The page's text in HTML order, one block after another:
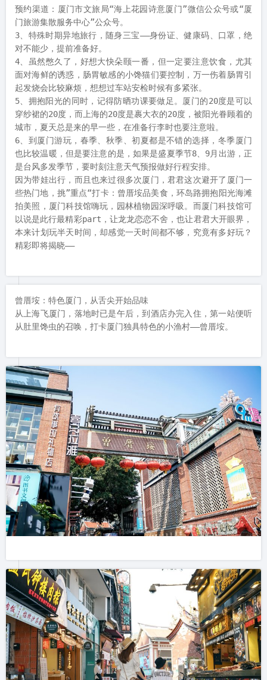
预约渠道：厦门市文旅局“海上花园诗意厦门”微信公众号或“厦
门旅游集散服务中心”公众号。
3、特殊时期异地旅行，随身三宝——身份证、健康码、口罩，绝
对不能少，提前准备好。
4、虽然憋久了，好想大快朵颐一番，但一定要注意饮食，尤其
面对海鲜的诱惑，肠胃敏感的小馋猫们要控制，万一伤着肠胃引
起发烧会比较麻烦，想想过车站安检时候有多紧张。
5、拥抱阳光的同时，记得防晒功课要做足。厦门的20度是可以
穿纱裙的20度，而上海的20度是裹大衣的20度，被阳光眷顾着的
城市，夏天总是来的早一些，在准备行李时也要注意啦。
6、到厦门游玩，春季、秋季、初夏都是不错的选择，冬季厦门
也比较温暖，但是要注意的是，如果是盛夏季节8、9月出游，正
是台风多发季节，要时刻注意天气预报做好行程安排。
因为带娃出行，而且也来过很多次厦门，君君这次避开了厦门一
些热门地，挑”重点“打卡：曾厝垵品美食，环岛路拥抱阳光海滩
拍美照，厦门科技馆嗨玩，园林植物园深呼吸。而厦门科技馆可
以说是此行最精彩part，让龙龙恋恋不舍，也让君君大开眼界，
本来计划玩半天时间，却感觉一天时间都不够，究竟有多好玩？
精彩即将揭晓——
曾厝垵：特色厦门，从舌尖开始品味
从上海飞厦门，落地时已是午后，到酒店办完入住，第一站便听
从肚里馋虫的召唤，打卡厦门独具特色的小渔村——曾厝垵。